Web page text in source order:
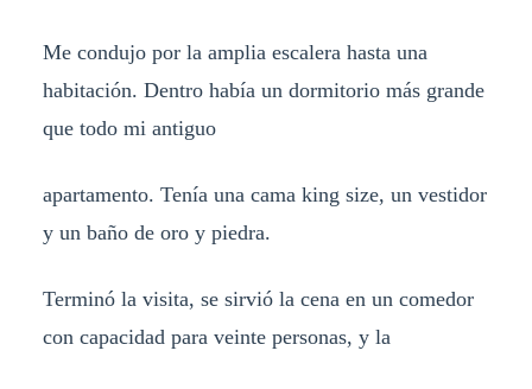
Me condujo por la amplia escalera hasta una
habitación. Dentro había un dormitorio más grande
que todo mi antiguo
apartamento. Tenía una cama king size, un vestidor
y un baño de oro y piedra.
Terminó la visita, se sirvió la cena en un comedor
con capacidad para veinte personas, y la